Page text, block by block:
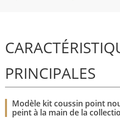
PRINCIPALES
Modèle kit coussin point
peint à la main de la